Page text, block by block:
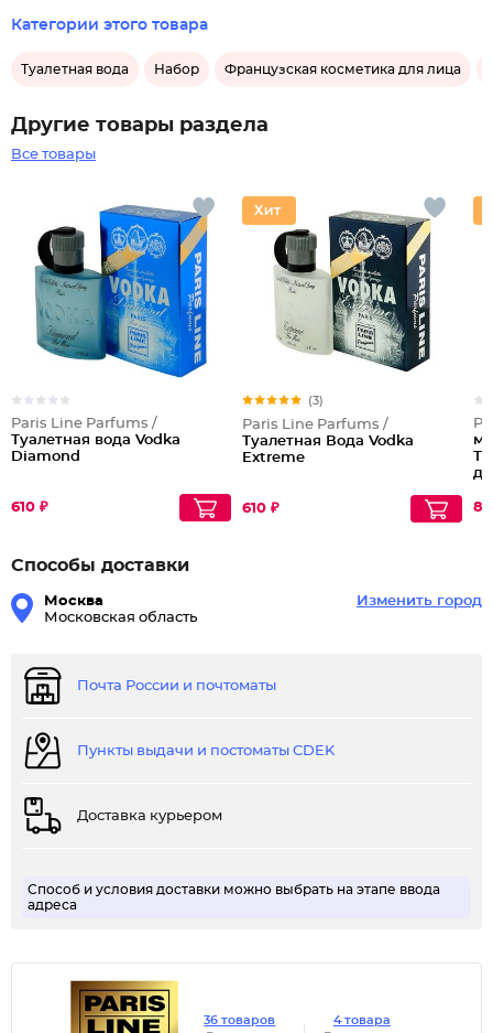
Категории этого товара
Туалетная вода Набор Французская косметика для лица
Другие товары раздела
Все товары
Paris Line Parfums /
Туалетная вода Vodka
Diamond
610 ₽
(3)
Paris Line Parfums /
Туалетная Вода Vodka
Extreme
610 ₽
Способы доставки
Москва
Московская область
Изменить город
Почта России и почтоматы
Пункты выдачи и постоматы CDEK
Доставка курьером
Способ и условия доставки можно выбрать на этапе ввода
адреса
36 товаров
4 товара